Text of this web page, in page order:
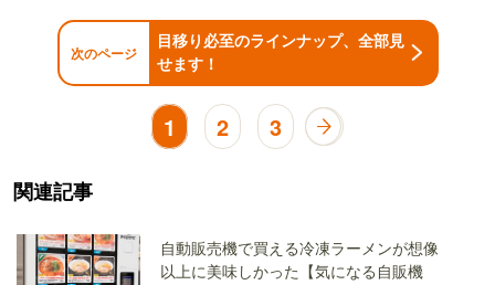
次のページ
目移り必至のラインナップ、全部見
せます！
1 2 3
関連記事
自動販売機で買える冷凍ラーメンが想像
以上に美味しかった【気になる自販機